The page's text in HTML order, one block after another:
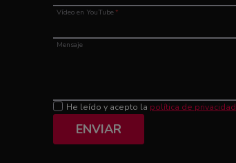
Vídeo en YouTube*
Mensaje
He leído y acepto la política de privacidad
ENVIAR